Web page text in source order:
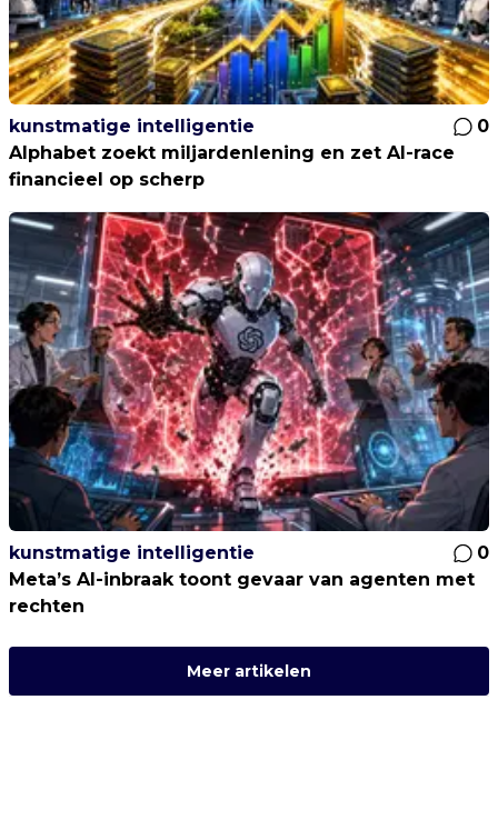
kunstmatige intelligentie
0
Alphabet zoekt miljardenlening en zet AI-race
financieel op scherp
kunstmatige intelligentie
0
Meta’s AI-inbraak toont gevaar van agenten met
rechten
Meer artikelen